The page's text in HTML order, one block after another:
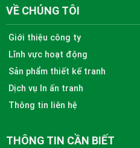
VỀ CHÚNG TÔI
Giới thiệu công ty
Lĩnh vực hoạt động
Sản phẩm thiết kế tranh
Dịch vụ In ấn tranh
Thông tin liên hệ
THÔNG TIN CẦN BIẾT